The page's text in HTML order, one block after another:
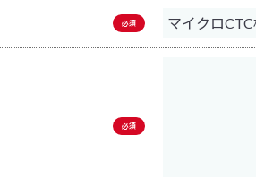
必須
必須